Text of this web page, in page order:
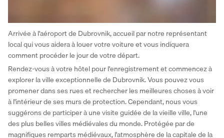
Arrivée à l'aéroport de Dubrovnik, accueil par notre représentant
local qui vous aidera à louer votre voiture et vous indiquera
comment procéder le jour de votre départ.
Rendez-vous à votre hôtel pour l'enregistrement et commencez à
explorer la ville exceptionnelle de Dubrovnik. Vous pouvez vous
promener dans ses rues et rechercher les meilleures choses à voir
à l'intérieur de ses murs de protection. Cependant, nous vous
suggérons de participer à une visite guidée de la vieille ville, l'une
des plus belles villes médiévales du monde. Protégée par de
magnifiques remparts médiévaux, l'atmosphère de la capitale de la